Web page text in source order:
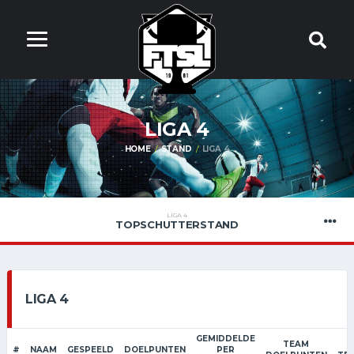
LIGA 4
HOME STAND LIGA 4
LIGA 4
TOPSCHUTTERSTAND
LIGA 4
# NAAM GESPEELD DOELPUNTEN
GEMIDDELDE
PER
TEAM